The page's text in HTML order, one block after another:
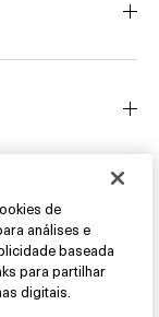
de
análises e
baseada
para partilhar
digitais.